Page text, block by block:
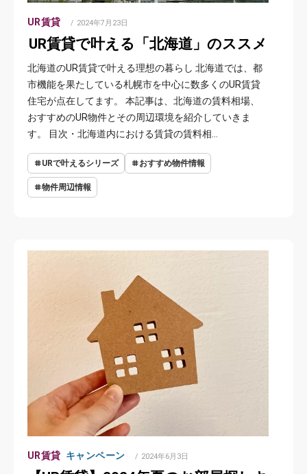
UR賃貸
POSTED
2024年7月23日
UR賃貸で叶える「北海道」のススメ
北海道のUR賃貸で叶える理想の暮らし 北海道では、都
市機能を果たしている札幌市を中心に数多くのUR賃貸
住宅が点在してます。 本記事は、北海道の賃料相場、
おすすめのUR物件とその周辺環境を紹介していきま
す。 目次・北海道内における賃貸の賃料相…
URで叶えるシリーズ おすすめ物件情報
物件周辺情報
UR賃貸 キャンペーン
POSTED
2024年6月3日